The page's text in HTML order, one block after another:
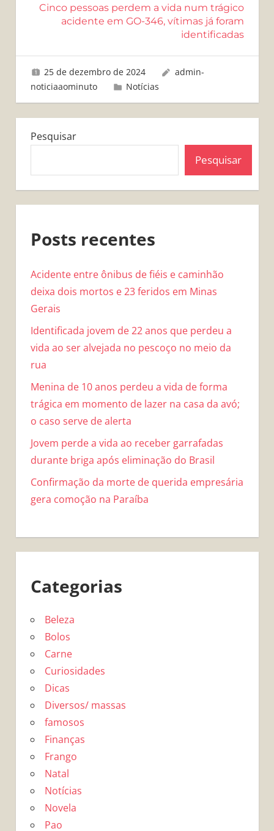
Cinco pessoas perdem a vida num trágico
acidente em GO-346, vítimas já foram
identificadas
25 de dezembro de 2024
admin-
noticiaaominuto
Notícias
Pesquisar
Pesquisar
Posts recentes
Acidente entre ônibus de fiéis e caminhão
deixa dois mortos e 23 feridos em Minas
Gerais
Identificada jovem de 22 anos que perdeu a
vida ao ser alvejada no pescoço no meio da
rua
Menina de 10 anos perdeu a vida de forma
trágica em momento de lazer na casa da avó;
o caso serve de alerta
Jovem perde a vida ao receber garrafadas
durante briga após eliminação do Brasil
Confirmação da morte de querida empresária
gera comoção na Paraíba
Categorias
Beleza
Bolos
Carne
Curiosidades
Dicas
Diversos/ massas
famosos
Finanças
Frango
Natal
Notícias
Novela
Pao